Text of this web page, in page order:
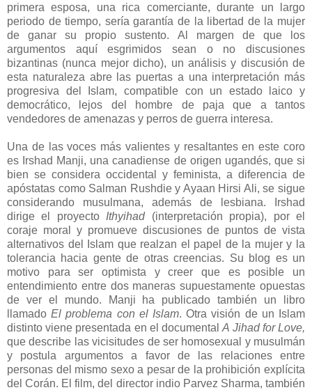
primera esposa, una rica comerciante, durante un largo
periodo de tiempo, sería garantía de la libertad de la mujer
de ganar su propio sustento. Al margen de que los
argumentos aquí esgrimidos sean o no discusiones
bizantinas (nunca mejor dicho), un análisis y discusión de
esta naturaleza abre las puertas a una interpretación más
progresiva del Islam, compatible con un estado laico y
democrático, lejos del hombre de paja que a tantos
vendedores de amenazas y perros de guerra interesa.
Una de las voces más valientes y resaltantes en este coro
es Irshad Manji, una canadiense de origen ugandés, que si
bien se considera occidental y feminista, a diferencia de
apóstatas como Salman Rushdie y Ayaan Hirsi Ali, se sigue
considerando musulmana, además de lesbiana. Irshad
dirige el proyecto Ithyihad(interpretación propia), por el
coraje moral y promueve discusiones de puntos de vista
alternativos del Islam que realzan el papel de la mujer y la
tolerancia hacia gente de otras creencias. Su blog es un
motivo para ser optimista y creer que es posible un
entendimiento entre dos maneras supuestamente opuestas
de ver el mundo. Manji ha publicado también un libro
llamadoEl problema con el Islam. Otra visión de un Islam
distinto viene presentada en el documentalA Jihad for Love,
que describe las vicisitudes de ser homosexual y musulmán
y postula argumentos a favor de las relaciones entre
personas del mismo sexo a pesar de la prohibición explícita
del Corán. El film, del director indio Parvez Sharma, también